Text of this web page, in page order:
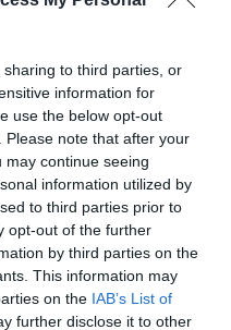
to third parties, or
information for
use the below opt-out
note that after your
continue seeing
information utilized by
to third parties prior to
opt-out of the further
by third parties on the
This information may
on the IAB’s List of
further disclose it to other
στο
την Τέχνη και τον
- ΚΟΙΝΩΝΙΚΗ
ΞΕΝΕΣ ΤΑΙΝΙΕΣ